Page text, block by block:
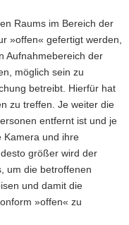
Raums im Bereich der
»offen« gefertigt werden,
Aufnahmebereich der
möglich sein zu
betreibt. Hierfür hat
zu treffen. Je weiter die
entfernt ist und je
Kamera und ihre
größer wird der
um die betroffenen
und damit die
»offen« zu